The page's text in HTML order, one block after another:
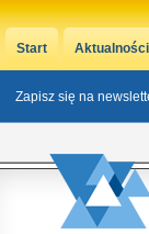
Start Aktualności
Zapisz się na